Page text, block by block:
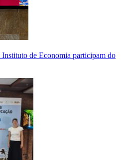
Instituto de Economia participam do